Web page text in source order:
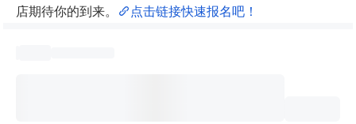
店期待你的到来。
点击链接快速报名吧！